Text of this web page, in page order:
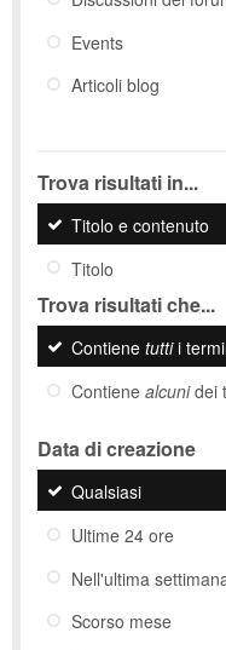
Events
Articoli blog
Trova risultati in...
Titolo e contenuto
Titolo
Trova risultati che...
Contiene tuttii
Contiene alcunidei
Data di creazione
Qualsiasi
Ultime 24 ore
Nell'ultima
Scorso mese